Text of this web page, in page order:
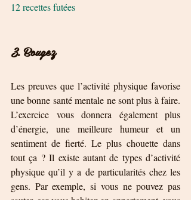
12 recettes futées
3. Bougez
Les preuves que l’activité physique favorise
une bonne santé mentale ne sont plus à faire.
L’exercice vous donnera également plus
d’énergie, une meilleure humeur et un
sentiment de fierté. Le plus chouette dans
tout ça ? Il existe autant de types d’activité
physique qu’il y a de particularités chez les
gens. Par exemple, si vous ne pouvez pas